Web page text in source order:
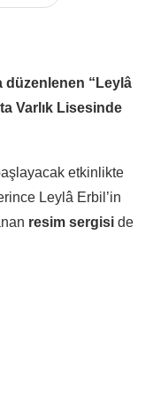
düzenlenen “Leylâ
Varlık Lisesinde
etkinlikte
Leylâ Erbil’in
resim sergisi de